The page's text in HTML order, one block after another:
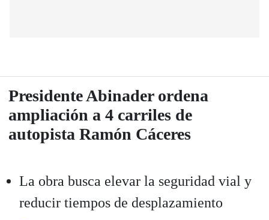
Presidente Abinader ordena
ampliación a 4 carriles de
autopista Ramón Cáceres
La obra busca elevar la seguridad vial y
reducir tiempos de desplazamiento